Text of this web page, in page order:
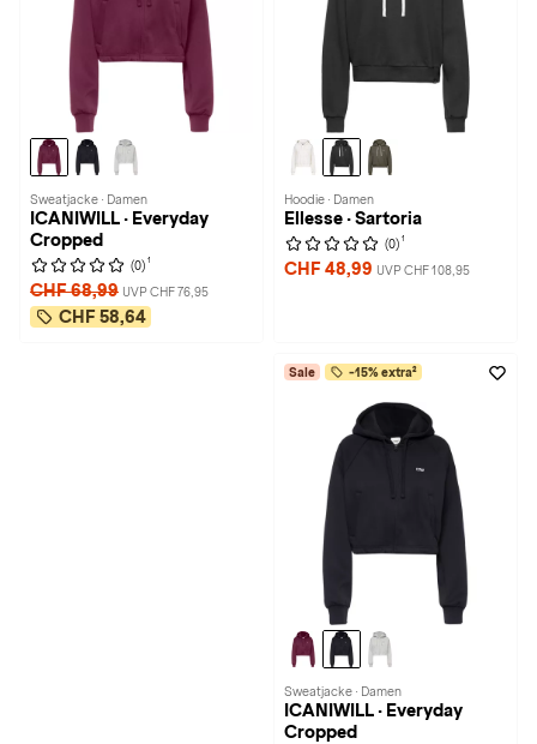
Sweatjacke · Damen
ICANIWILL · Everyday
Cropped
(0) 1
CHF 68,99 UVP CHF 76,95
CHF 58,64
Hoodie · Damen
Ellesse · Sartoria
(0) 1
CHF 48,99 UVP CHF 108,95
Sale -15% extra²
Sweatjacke · Damen
ICANIWILL · Everyday
Cropped